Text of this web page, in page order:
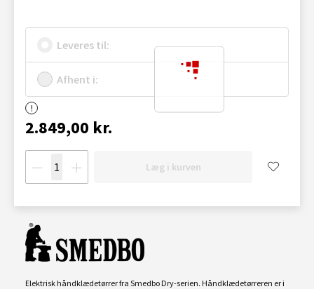
Leveres til:
Afhent i:
2.849,00 kr.
Læg i kurven
Elektrisk håndklædetørrer fra Smedbo Dry-serien. Håndklædetørreren er i